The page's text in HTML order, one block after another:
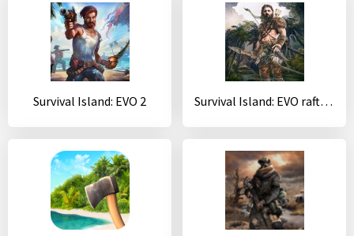
Survival Island: EVO 2 Survival Island: EVO raft pro